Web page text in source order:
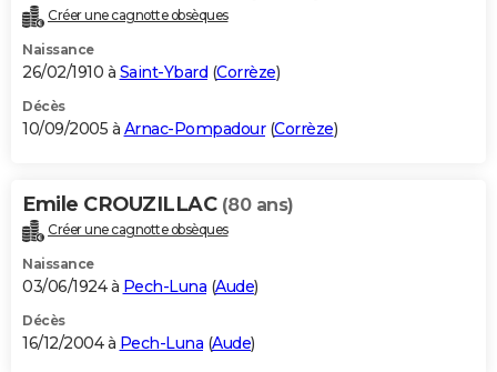
Créer une cagnotte obsèques
Naissance
26/02/1910 à Saint-Ybard (Corrèze)
Décès
10/09/2005 à Arnac-Pompadour(Corrèze)
Emile CROUZILLAC (80 ans)
Créer une cagnotte obsèques
Naissance
03/06/1924 à Pech-Luna (Aude)
Décès
16/12/2004 à Pech-Luna (Aude)